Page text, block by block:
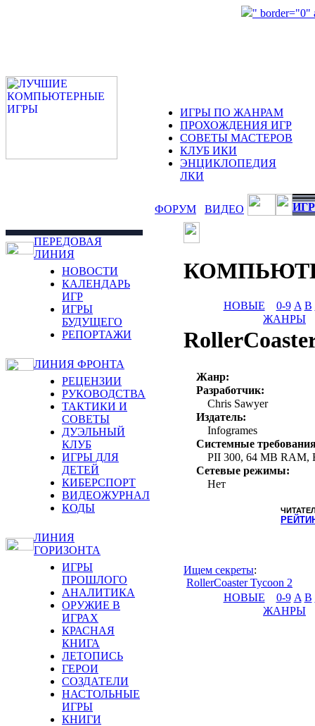
" border="0"
ИГРЫ ПО ЖАНРАМ
ПРОХОЖДЕНИЯ ИГР
СОВЕТЫ МАСТЕРОВ
КЛУБ ИКИ
ЭНЦИКЛОПЕДИЯ
ЛКИ
ФОРУМ ВИДЕО
ПЕРЕДОВАЯ
ЛИНИЯ
НОВОСТИ
КАЛЕНДАРЬ
ИГР
ИГРЫ
БУДУЩЕГО
РЕПОРТАЖИ
ЛИНИЯ ФРОНТА
РЕЦЕНЗИИ
РУКОВОДСТВА
ТАКТИКИ И
СОВЕТЫ
ДУЭЛЬНЫЙ
КЛУБ
ИГРЫ ДЛЯ
ДЕТЕЙ
КИБЕРСПОРТ
ВИДЕОЖУРНАЛ
КОДЫ
ЛИНИЯ
ГОРИЗОНТА
ИГРЫ
ПРОШЛОГО
АНАЛИТИКА
ОРУЖИЕ В
ИГРАХ
КРАСНАЯ
КНИГА
ЛЕТОПИСЬ
ГЕРОИ
СОЗДАТЕЛИ
НАСТОЛЬНЫЕ
ИГРЫ
КНИГИ
НОВЫЕ 0-9 A B
ЖАНРЫ
Жанр:
Разработчик:
Chris Sawyer
Издатель:
Infogrames
Системные
PII 300, 64 MB RAM,
Сетевые режимы:
Нет
Ищем секреты:
RollerCoaster Tycoon 2
НОВЫЕ
0-9 A B
ЖАНРЫ